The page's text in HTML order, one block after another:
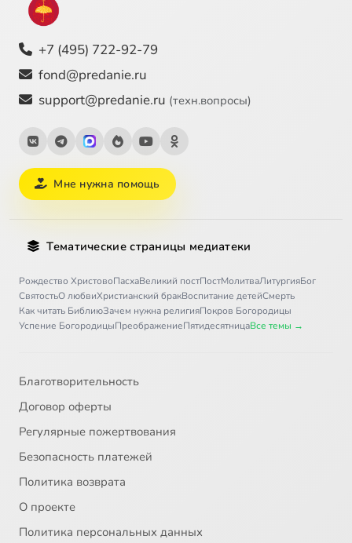
+7 (495) 722-92-79
fond@predanie.ru
support@predanie.ru (техн.вопросы)
Мне нужна помощь
Тематические страницы медиатеки
Рождество ХристовоПасхаВеликий постПостМолитваЛитургияБог
СвятостьО любвиХристианский бракВоспитание детейСмерть
Как читать БиблиюЗачем нужна религияПокров Богородицы
Успение БогородицыПреображениеПятидесятницаВсе темы →
Благотворительность
Договор оферты
Регулярные пожертвования
Безопасность платежей
Политика возврата
О проекте
Политика персональных данных